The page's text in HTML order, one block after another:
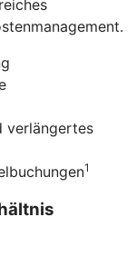
verlängertes
1